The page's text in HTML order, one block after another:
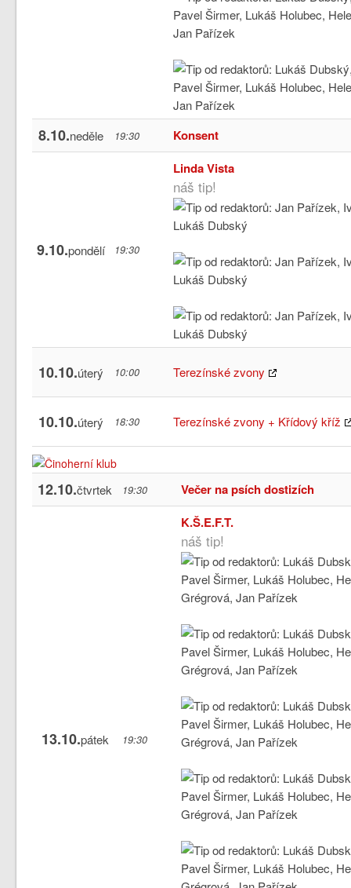
8.10.neděle 19:30 Konsent
9.10.pondělí 19:30
Linda Vista
náš tip!
10.10.úterý 10:00 Terezínské zvony
10.10.úterý 18:30 Terezínské zvony + Křídový kříž
12.10.čtvrtek 19:30 Večer na psích dostizích
13.10.pátek 19:30
K.Š.E.F.T.
náš tip!